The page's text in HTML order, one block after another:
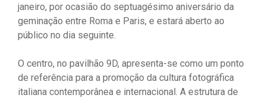
janeiro, por ocasião do septuagésimo aniversário da
geminação entre Roma e Paris, e estará aberto ao
público no dia seguinte.
O centro, no pavilhão 9D, apresenta-se como um ponto
de referência para a promoção da cultura fotográfica
italiana contemporânea e internacional. A estrutura de